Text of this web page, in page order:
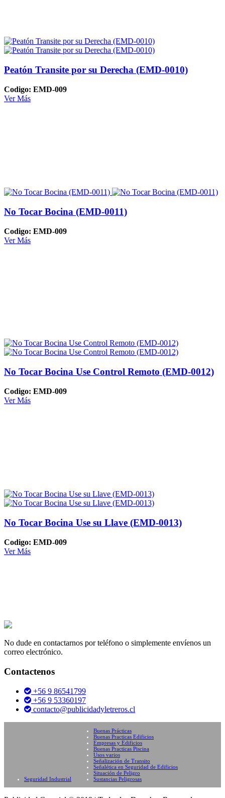
Peatón Transite por su Derecha (EMD-0010)
Codigo: EMD-009
Ver Más
No Tocar Bocina (EMD-0011)
Codigo: EMD-009
Ver Más
No Tocar Bocina Use Control Remoto (EMD-0012)
Codigo: EMD-009
Ver Más
No Tocar Bocina Use su Llave (EMD-0013)
Codigo: EMD-009
Ver Más
No dude en contactarnos por teléfono o simplemente envíenos un
correo electrónico.
Contactenos
+56 9 86541799
+56 9 53360197
contacto@publicidadyletreros.cl
Seguridad Industrial
Buenas Prácticas
Buenas Practicas Edificios
Empresas y Edificios
Buenas Practicas Piscina
Usos varios
Señalización de Transito
Señalética en Seguridad de Edificios
Situación de Peligro
Sustancias Peligrosas